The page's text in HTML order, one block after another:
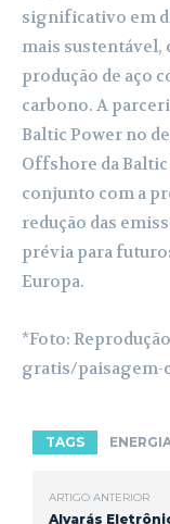
significativo em
mais sustentável,
produção de aço
carbono. A
Baltic Power no
Offshore da
conjunto com a
redução das
prévia para
Europa.
*Foto:
gratis/paisagem-
TAGS
ARTIGO ANTERIOR
Alvarás